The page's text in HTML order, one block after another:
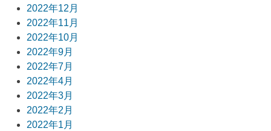
2022年12月
2022年11月
2022年10月
2022年9月
2022年7月
2022年4月
2022年3月
2022年2月
2022年1月